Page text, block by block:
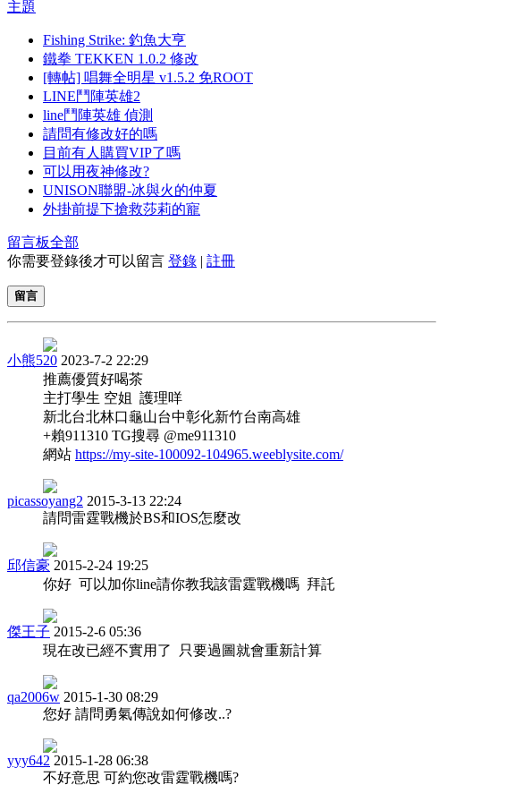
主題
Fishing Strike: 釣魚大亨
鐵拳 TEKKEN 1.0.2 修改
[轉帖] 唱舞全明星 v1.5.2 免ROOT
LINE鬥陣英雄2
line鬥陣英雄 偵測
請問有修改好的嗎
目前有人購買VIP了嗎
可以用夜神修改?
UNISON聯盟-冰與火的仲夏
外掛前提下搶救莎莉的寵
留言板全部
你需要登錄後才可以留言 登錄 | 註冊
留言
小熊520 2023-7-2 22:29
推薦優質好喝茶
主打學生 空姐 護理咩
新北台北林口龜山台中彰化新竹台南高雄
+賴911310 TG搜尋 @me911310
網站 https://my-site-100092-104965.weeblysite.com/
picassoyang2 2015-3-13 22:24
請問雷霆戰機於BS和IOS怎麼改
邱信豪 2015-2-24 19:25
你好 可以加你line請你教我該雷霆戰機嗎 拜託
傑王子 2015-2-6 05:36
現在改已經不實用了 只要過圖就會重新計算
qa2006w 2015-1-30 08:29
您好 請問勇氣傳說如何修改..?
yyy642 2015-1-28 06:38
不好意思 可約您改雷霆戰機嗎?